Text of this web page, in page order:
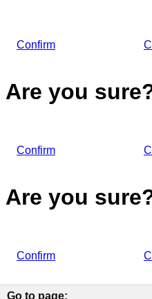
Confirm
Are you
Confirm
Are you
Confirm
Go to page: